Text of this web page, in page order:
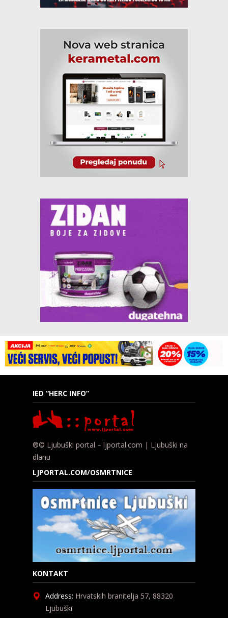
IED “HERC INFO”
®© Ljubuški portal – ljportal.com | Ljubuški na
dlanu
LJPORTAL.COM/OSMRTNICE
KONTAKT
Address: Hrvatskih branitelja 57, 88320
Ljubuški